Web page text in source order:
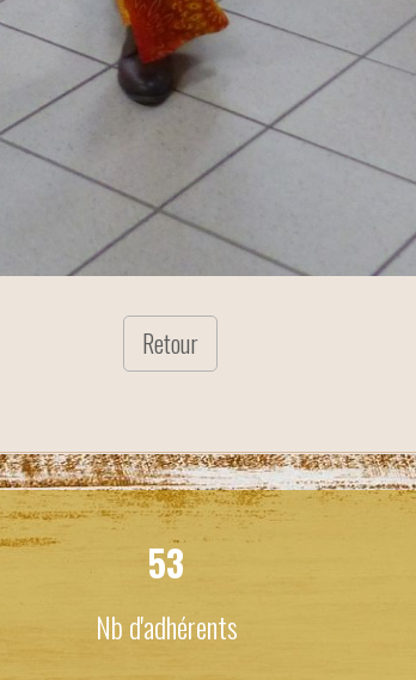
Retour
53
Nb d'adhérents